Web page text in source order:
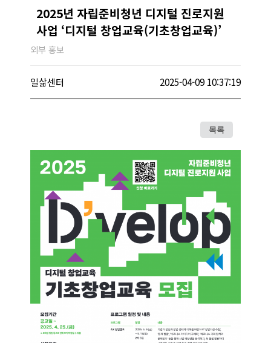
2025년 자립준비청년 디지털 진로지원
사업 ‘디지털 창업교육(기초창업교육)’
외부 홍보
일삶센터 2025-04-09 10:37:19
목록